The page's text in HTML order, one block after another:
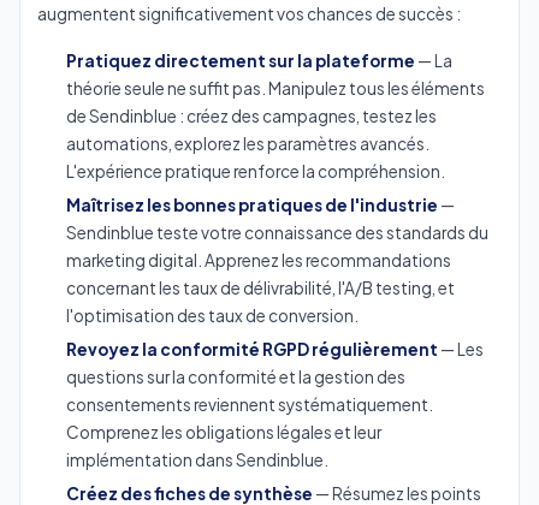
augmentent significativement vos chances de succès :
Pratiquez directement sur la plateforme — La
théorie seule ne suffit pas. Manipulez tous les éléments
de Sendinblue : créez des campagnes, testez les
automations, explorez les paramètres avancés.
L'expérience pratique renforce la compréhension.
Maîtrisez les bonnes pratiques de l'industrie —
Sendinblue teste votre connaissance des standards du
marketing digital. Apprenez les recommandations
concernant les taux de délivrabilité, l'A/B testing, et
l'optimisation des taux de conversion.
Revoyez la conformité RGPD régulièrement — Les
questions sur la conformité et la gestion des
consentements reviennent systématiquement.
Comprenez les obligations légales et leur
implémentation dans Sendinblue.
Créez des fiches de synthèse — Résumez les points